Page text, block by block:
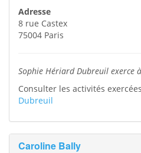
Adresse
8 rue Castex
75004 Paris
Sophie Hériard Dubreuil exerce
Consulter les activités
Dubreuil
Caroline Bally